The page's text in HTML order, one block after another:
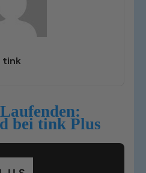
tink
bei tink Plus